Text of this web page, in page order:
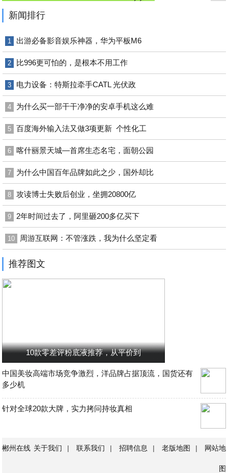
新闻排行
1 出游必备影音娱乐神器，华为平板M6
2 比996更可怕的，是根本不用工作
3 电力设备：特斯拉牵手CATL 光伏政
4 为什么买一部干干净净的安卓手机这么难
5 百度海外输入法又做3项更新 个性化工
6 喀什丽景天城—首席生态名宅，面朝公园
7 为什么中国百年品牌如此之少，国外却比
8 攻读博士失败后创业，坐拥20800亿
9 2年时间过去了，阿里砸200多亿买下
10 周游互联网：不管涨跌，我为什么坚定看
推荐图文
10款零差评粉底液推荐，从平价到
中国美妆高端市场竞争激烈，洋品牌占据顶流，国货还有
多少机
针对全球20款大牌，实力拷问持妆真相
郴州在线 关于我们 | 联系我们 | 招聘信息 | 老版地图 | 网站地
图